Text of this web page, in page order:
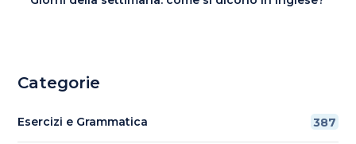
Categorie
Esercizi e Grammatica 387